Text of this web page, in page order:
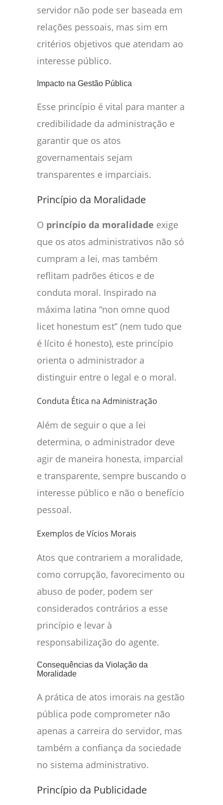
servidor não pode ser baseada em
relações pessoais, mas sim em
critérios objetivos que atendam ao
interesse público.
Impacto na Gestão Pública
Esse princípio é vital para manter a
credibilidade da administração e
garantir que os atos
governamentais sejam
transparentes e imparciais.
Princípio da Moralidade
O princípio da moralidade exige
que os atos administrativos não só
cumpram a lei, mas também
reflitam padrões éticos e de
conduta moral. Inspirado na
máxima latina “non omne quod
licet honestum est” (nem tudo que
é lícito é honesto), este princípio
orienta o administrador a
distinguir entre o legal e o moral.
Conduta Ética na Administração
Além de seguir o que a lei
determina, o administrador deve
agir de maneira honesta, imparcial
e transparente, sempre buscando o
interesse público e não o benefício
pessoal.
Exemplos de Vícios Morais
Atos que contrariem a moralidade,
como corrupção, favorecimento ou
abuso de poder, podem ser
considerados contrários a esse
princípio e levar à
responsabilização do agente.
Consequências da Violação da
Moralidade
A prática de atos imorais na gestão
pública pode comprometer não
apenas a carreira do servidor, mas
também a confiança da sociedade
no sistema administrativo.
Princípio da Publicidade